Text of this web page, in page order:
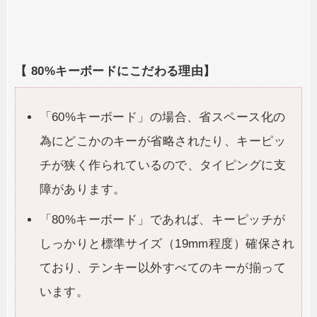
【 80%キーボードにこだわる理由】
「60%キーボード」の場合、省スペース化の
為にどこかのキーが省略されたり、キーピッ
チが狭く作られているので、タイピングに支
障があります。
「80%キーボード」であれば、キーピッチが
しっかりと標準サイズ（19mm程度）確保され
ており、テンキー以外すべてのキーが揃って
います。